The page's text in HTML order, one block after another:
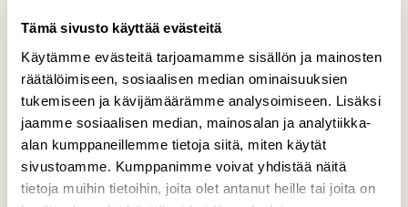
Tämä sivusto käyttää evästeitä
Käytämme evästeitä tarjoamamme sisällön ja mainosten
räätälöimiseen, sosiaalisen median ominaisuuksien
tukemiseen ja kävijämäärämme analysoimiseen. Lisäksi
jaamme sosiaalisen median, mainosalan ja analytiikka-
alan kumppaneillemme tietoja siitä, miten käytät
sivustoamme. Kumppanimme voivat yhdistää näitä
tietoja muihin tietoihin, joita olet antanut heille tai joita on